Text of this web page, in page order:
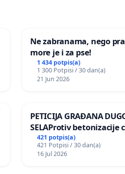
Ne zabranama, nego
more je i za pse!
1 434 potpis(a)
1 300 Potpisi / 30 dan(a)
21 Jun 2026
PETICIJA GRAĐANA
SELAProtiv betonizacije
grada i za očuvanje
zelenih površina i
pri donošenju izmjena
421 potpis(a)
421 Potpisi / 30 dan(a)
16 Jul 2026